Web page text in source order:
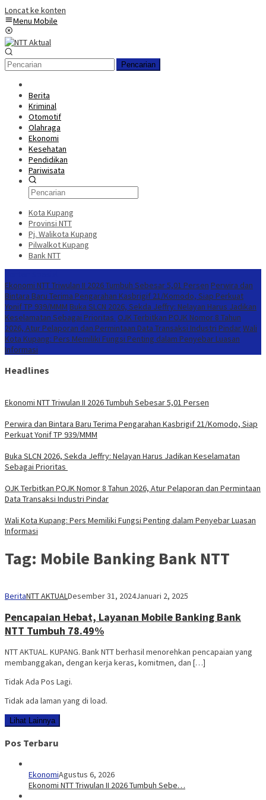
Loncat ke konten
Menu Mobile
Pencarian
Berita
Kriminal
Otomotif
Olahraga
Ekonomi
Kesehatan
Pendidikan
Pariwisata
Kota Kupang
Provinsi NTT
Pj. Walikota Kupang
Pilwalkot Kupang
Bank NTT
Ekonomi NTT Triwulan II 2026 Tumbuh Sebesar 5,01 Persen Perwira dan
Bintara Baru Terima Pengarahan Kasbrigif 21/Komodo, Siap Perkuat
Yonif TP 939/MMM Buka SLCN 2026, Sekda Jeffry: Nelayan Harus Jadikan
Keselamatan Sebagai Prioritas OJK Terbitkan POJK Nomor 8 Tahun
2026, Atur Pelaporan dan Permintaan Data Transaksi Industri PindarWali
Kota Kupang: Pers Memiliki Fungsi Penting dalam Penyebar Luasan
Informasi
Headlines
Ekonomi NTT Triwulan II 2026 Tumbuh Sebesar 5,01 Persen
Perwira dan Bintara Baru Terima Pengarahan Kasbrigif 21/Komodo, Siap
Perkuat Yonif TP 939/MMM
Buka SLCN 2026, Sekda Jeffry: Nelayan Harus Jadikan Keselamatan
Sebagai Prioritas
OJK Terbitkan POJK Nomor 8 Tahun 2026, Atur Pelaporan dan Permintaan
Data Transaksi Industri Pindar
Wali Kota Kupang: Pers Memiliki Fungsi Penting dalam Penyebar Luasan
Informasi
Tag: Mobile Banking Bank NTT
BeritaNTT AKTUALDesember 31, 2024Januari 2, 2025
Pencapaian Hebat, Layanan Mobile Banking Bank
NTT Tumbuh 78.49%
NTT AKTUAL. KUPANG. Bank NTT berhasil menorehkan pencapaian yang
membanggakan, dengan kerja keras, komitmen, dan […]
Tidak Ada Pos Lagi.
Tidak ada laman yang di load.
Lihat Lainnya
Pos Terbaru
EkonomiAgustus 6, 2026
Ekonomi NTT Triwulan II 2026 Tumbuh Sebe…